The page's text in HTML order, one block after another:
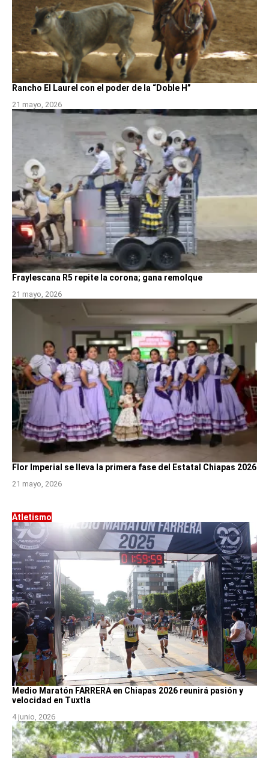
Rancho El Laurel con el poder de la “Doble H”
21 mayo, 2026
Fraylescana R5 repite la corona; gana remolque
21 mayo, 2026
Flor Imperial se lleva la primera fase del Estatal Chiapas 2026
21 mayo, 2026
Atletismo
Medio Maratón FARRERA en Chiapas 2026 reunirá pasión y
velocidad en Tuxtla
4 junio, 2026